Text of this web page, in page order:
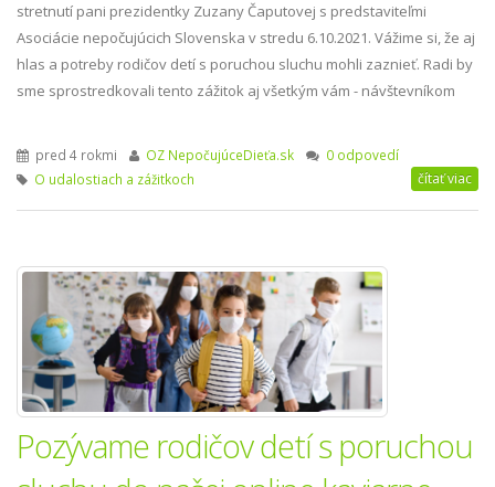
stretnutí pani prezidentky Zuzany Čaputovej s predstaviteľmi
Asociácie nepočujúcich Slovenska v stredu 6.10.2021. Vážime si, že aj
hlas a potreby rodičov detí s poruchou sluchu mohli zaznieť. Radi by
sme sprostredkovali tento zážitok aj všetkým vám - návštevníkom
pred 4 rokmi OZ NepočujúceDieťa.sk
0 odpovedí
O udalostiach a zážitkoch
čítať viac
Pozývame rodičov detí s poruchou